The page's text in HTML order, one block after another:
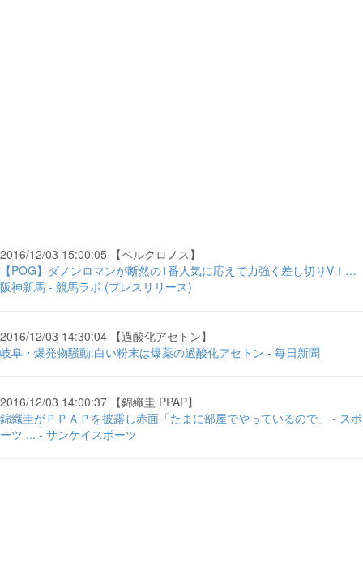
2016/12/03 15:00:05 【ベルクロノス】
【POG】ダノンロマンが断然の1番人気に応えて力強く差し切りV！…
阪神新馬 - 競馬ラボ (プレスリリース)
2016/12/03 14:30:04 【過酸化アセトン】
岐阜・爆発物騒動:白い粉末は爆薬の過酸化アセトン - 毎日新聞
2016/12/03 14:00:37 【錦織圭 PPAP】
錦織圭がＰＰＡＰを披露し赤面「たまに部屋でやっているので」 - スポ
ーツ ... - サンケイスポーツ